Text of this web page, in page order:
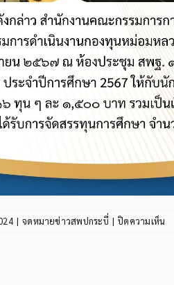
| จดหมายข่าวสพปกระบี่ | ปิดความเห็นบน